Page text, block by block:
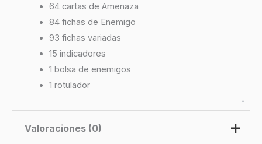
-
64 cartas de Amenaza
84 fichas de Enemigo
93 fichas variadas
15 indicadores
1 bolsa de enemigos
1 rotulador
Valoraciones (0)